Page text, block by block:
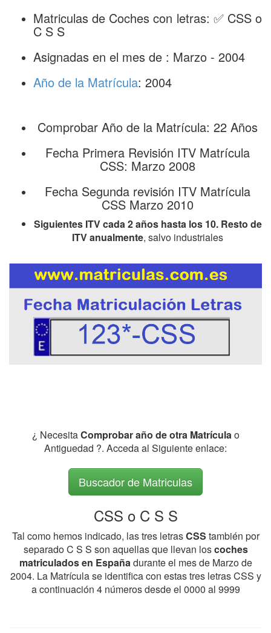
Matriculas de Coches con letras: ✅ CSS o
C S S
Asignadas en el mes de : Marzo - 2004
Año de la Matrícula: 2004
Comprobar Año de la Matrícula: 22 Años
Fecha Primera Revisión ITV Matrícula
CSS: Marzo 2008
Fecha Segunda revisión ITV Matrícula
CSS Marzo 2010
Siguientes ITV cada 2 años hasta los 10. Resto de
ITV anualmente, salvo industriales
¿ NecesitaComprobar año de otra Matrículao
Antiguedad ?. Acceda al Siguiente enlace:
Buscador de Matriculas
CSS o C S S
Tal como hemos indicado, las tres letrasCSS también por
separado C S S son aquellas que llevan loscoches
matriculados en Españadurante el mes de Marzo de
2004. La Matrícula se identifica con estas tres letras CSS y
a continuación 4 números desde el 0000 al 9999